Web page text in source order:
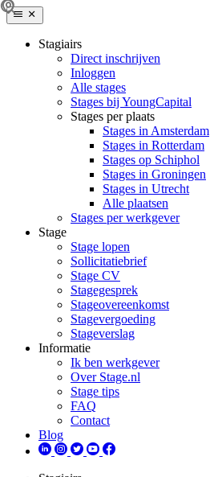
Stagiairs
Direct inschrijven
Inloggen
Alle stages
Stages bij YoungCapital
Stages per plaats
Stages in Amsterdam
Stages in Rotterdam
Stages op Schiphol
Stages in Groningen
Stages in Utrecht
Alle plaatsen
Stages per werkgever
Stage
Stage lopen
Sollicitatiebrief
Stage CV
Stagegesprek
Stageovereenkomst
Stagevergoeding
Stageverslag
Informatie
Ik ben werkgever
Over Stage.nl
Stage tips
FAQ
Contact
Blog